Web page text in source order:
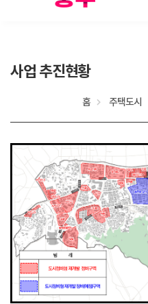
사업 추진현황
홈 주택도시